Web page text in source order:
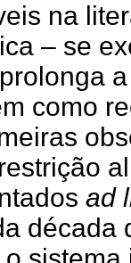
na
– se
como
ad
década